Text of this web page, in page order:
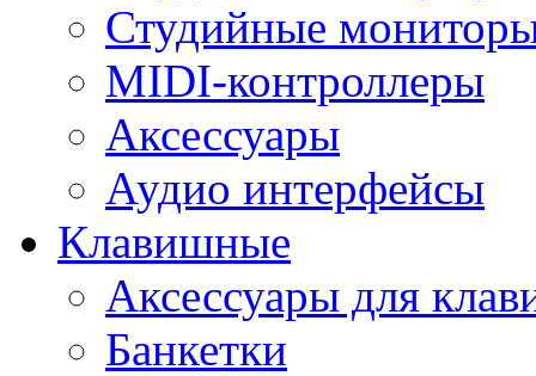
Студийные
MIDI-контроллеры
Аксессуары
Аудио интерфейсы
Клавишные
Аксессуары для
Банкетки